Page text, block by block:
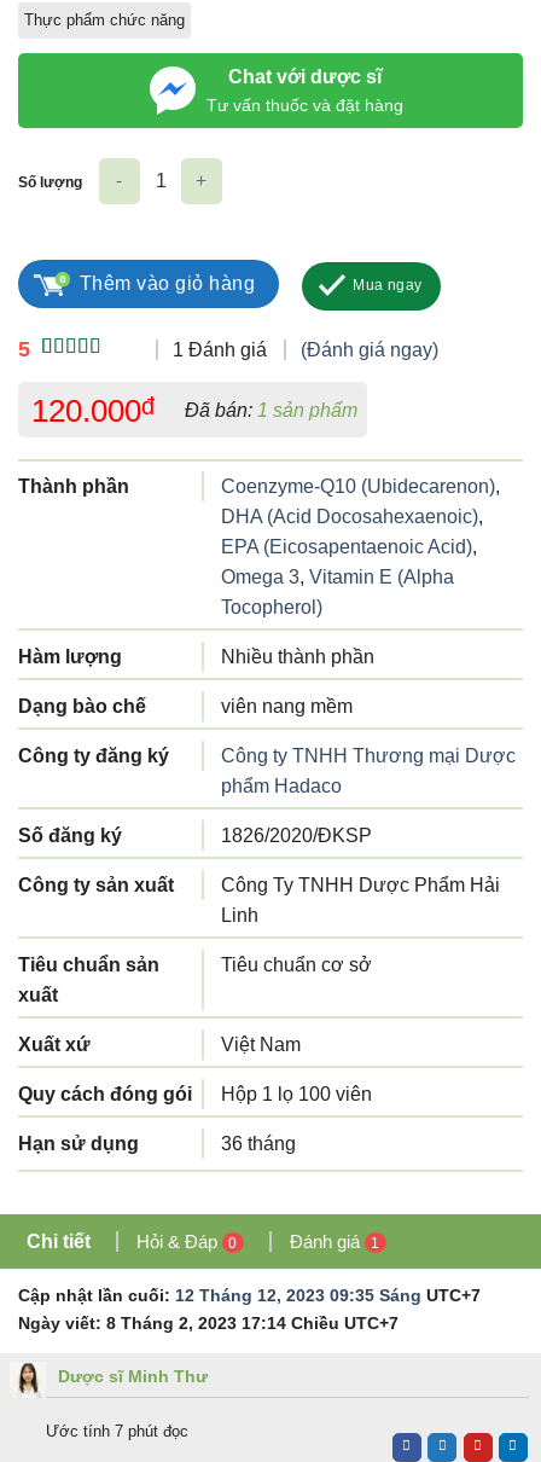
Thực phẩm chức năng
Chat với dược sĩ
Tư vấn thuốc và đặt hàng
5
đánh giá
1 Đánh giá (Đánh giá ngay)
120.000đ Đã bán: 1 sản phẩm
Thành phần Coenzyme-Q10 (Ubidecarenon),
DHA (Acid Docosahexaenoic),
EPA (Eicosapentaenoic Acid),
Omega 3, Vitamin E (Alpha
Tocopherol)
Hàm lượng Nhiều thành phần
Dạng bào chế viên nang mềm
Công ty đăng ký
Công ty TNHH Thương mại Dược
phẩm Hadaco
Số đăng ký 1826/2020/ĐKSP
Công ty sản xuất
Công Ty TNHH Dược Phẩm Hải
Linh
Tiêu chuẩn sản
xuất
Tiêu chuẩn cơ sở
Xuất xứ Việt Nam
Quy cách đóng gói Hộp 1 lọ 100 viên
Hạn sử dụng 36 tháng
Số lượng
Thêm vào giỏ hàng Mua ngay
Chi tiết Hỏi & Đáp 0 Đánh giá 1
Cập nhật lần cuối: 12 Tháng 12, 2023 09:35 Sáng UTC+7
Ngày viết: 8 Tháng 2, 2023 17:14 Chiều UTC+7
Dược sĩ Minh Thư
Ước tính 7 phút đọc